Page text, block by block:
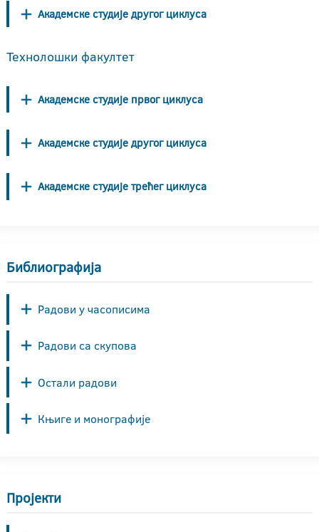
Академске студије другог циклуса
Технолошки факултет
Академске студије првог циклуса
Академске студије другог циклуса
Академске студије трећег циклуса
Библиографија
Радови у часописима
Радови са скупова
Остали радови
Књиге и монографије
Пројекти